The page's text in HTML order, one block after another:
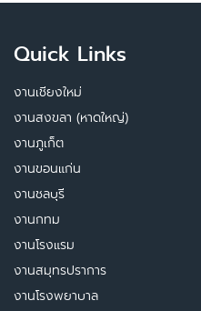
Quick Links
งานเชียงใหม่
งานสงขลา (หาดใหญ่)
งานภูเก็ต
งานขอนแก่น
งานชลบุรี
งานกทม
งานโรงแรม
งานสมุทรปราการ
งานโรงพยาบาล